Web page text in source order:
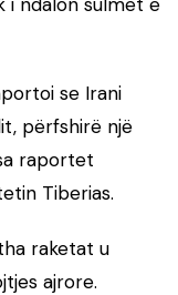
se Irani
përfshirë një
raportet
Tiberias.
raketat u
ajrore.